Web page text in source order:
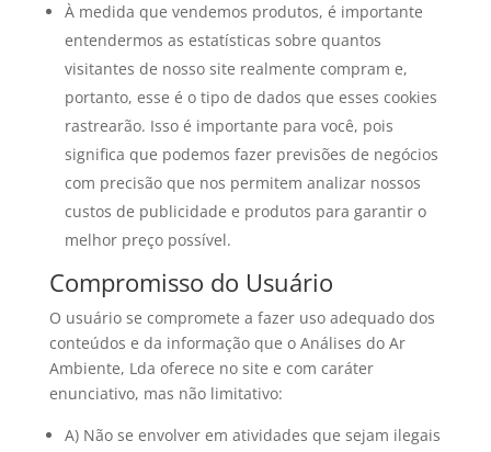
À medida que vendemos produtos, é importante
entendermos as estatísticas sobre quantos
visitantes de nosso site realmente compram e,
portanto, esse é o tipo de dados que esses cookies
rastrearão. Isso é importante para você, pois
significa que podemos fazer previsões de negócios
com precisão que nos permitem analizar nossos
custos de publicidade e produtos para garantir o
melhor preço possível.
Compromisso do Usuário
O usuário se compromete a fazer uso adequado dos
conteúdos e da informação que o Análises do Ar
Ambiente, Lda oferece no site e com caráter
enunciativo, mas não limitativo:
A) Não se envolver em atividades que sejam ilegais